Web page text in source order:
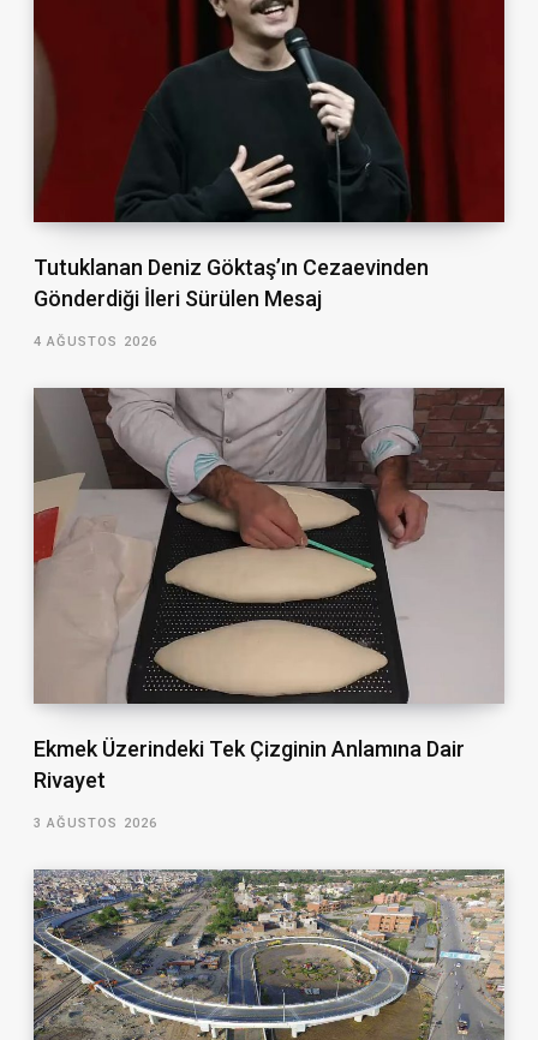
Tutuklanan Deniz Göktaş’ın Cezaevinden
Gönderdiği İleri Sürülen Mesaj
4 AĞUSTOS 2026
Ekmek Üzerindeki Tek Çizginin Anlamına Dair
Rivayet
3 AĞUSTOS 2026